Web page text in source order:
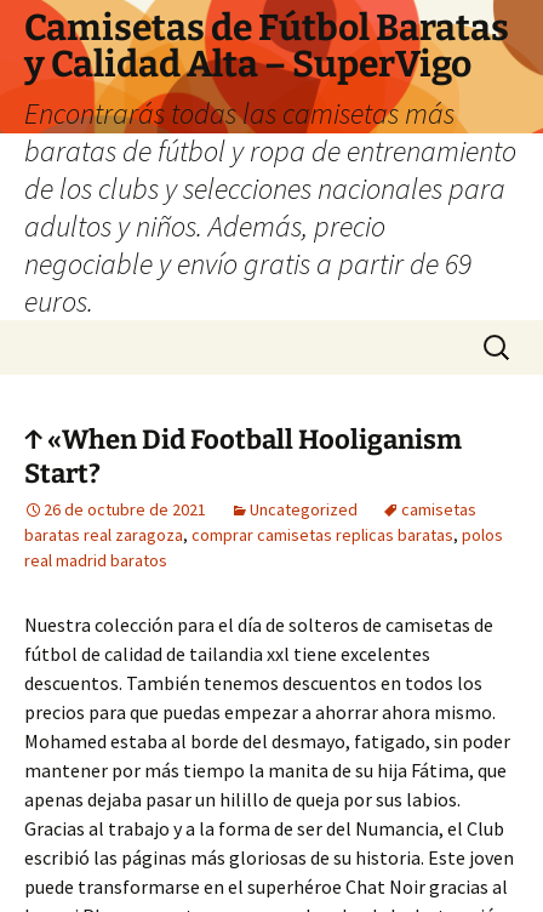
Camisetas de Fútbol Baratas
y Calidad Alta – SuperVigo
Encontrarás todas las camisetas más
baratas de fútbol y ropa de entrenamiento
de los clubs y selecciones nacionales para
adultos y niños. Además, precio
negociable y envío gratis a partir de 69
euros.
Buscar:
↑ «When Did Football Hooliganism
Start?
26 de octubre de 2021 Uncategorized
camisetas
baratas real zaragoza, comprar camisetas replicas baratas, polos
real madrid baratos
Nuestra colección para el día de solteros de camisetas de
fútbol de calidad de tailandia xxl tiene excelentes
descuentos. También tenemos descuentos en todos los
precios para que puedas empezar a ahorrar ahora mismo.
Mohamed estaba al borde del desmayo, fatigado, sin poder
mantener por más tiempo la manita de su hija Fátima, que
apenas dejaba pasar un hilillo de queja por sus labios.
Gracias al trabajo y a la forma de ser del Numancia, el Club
escribió las páginas más gloriosas de su historia. Este joven
puede transformarse en el superhéroe Chat Noir gracias al